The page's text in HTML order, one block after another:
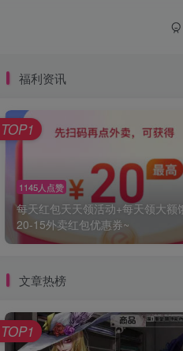
福利资讯
1145人点赞
每天红包天天领活动+每天领大额
20-15外卖红包优惠券~
TOP1
文章热榜
TOP1
1145人点赞
每天红包天天领活动+每天领大额
20-15外卖红包优惠券~
TOP1
TOP1